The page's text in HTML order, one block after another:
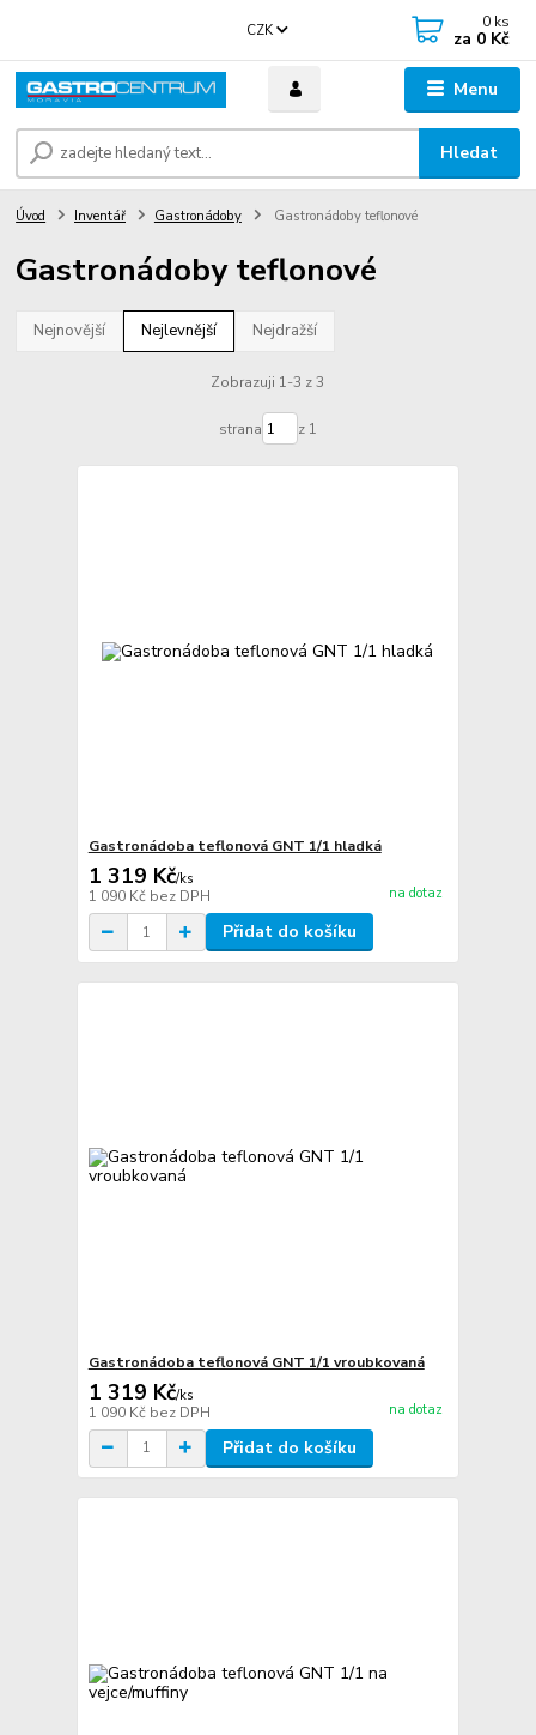
Menu
CZK
Hledat
0 ks
za 0 Kč
Úvod Inventář Gastronádoby Gastronádoby teflonové
Gastronádoby teflonové
Nejnovější Nejlevnější Nejdražší
Zobrazuji 1-3 z 3
strana z 1
Gastronádoba teflonová GNT 1/1 hladká
1 319 Kč/ks
1 090 Kč bez DPH na dotaz
Přidat do košíku
Gastronádoba teflonová GNT 1/1 vroubkovaná
1 319 Kč/ks
1 090 Kč bez DPH na dotaz
Přidat do košíku